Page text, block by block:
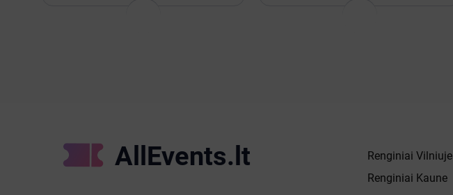
AllEvents.lt
Renginiai Vilniuje
Renginiai Kaune